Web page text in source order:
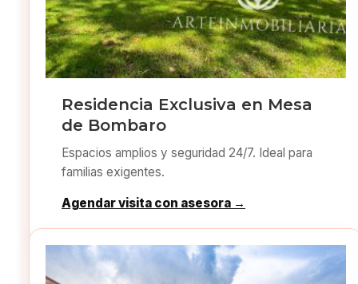
Residencia Exclusiva en Mesa
de Bombaro
Espacios amplios y seguridad 24/7. Ideal para
familias exigentes.
Agendar visita con asesora →